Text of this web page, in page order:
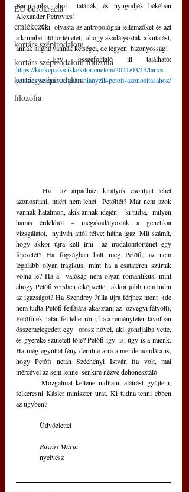
EU bürokrácia
emlékezés
kortárs szépirodalom
kortárs szépirodalom filozófia
kortárs szépirodalom
filozófia
Barguzinba, ahol  találták, és nyugodjék békében
Alexander Petrovics!
	Aki  olvasta az antropológiai jellemzőket és azt
a krimibe illő történetet,  ahogy akadályozták a kutatást,
annak aligha vannak kétségei, de legyen  bizonyosság!
https://korkep.sk/cikkek/tortenelem/2021/03/14/tarics-
peter-egyetlen-vizsgalat-hianyzik-petofi-azonositasahoz/
	Ha  az árpádházi királyok csontjait lehet
azonosítani, miért nem lehet  Petőfiét? Már nem azok
vannak hatalmon, akik annak idején – ki tudja,  milyen
hamis érdekből – megakadályozták a genetikai
vizsgálatot,  nyilván attól félve: hátha igaz. Mit számít,
hogy akkor újra kell írni  az irodalomtörténet egy
fejezetét? Ha fogságban halt meg Petőfi, az nem
legalább olyan tragikus, mint ha a csatatéren szúrták
volna le? Ha a  valóság nem olyan romantikus, mint
ahogy Petőfi versben elképzelte,  akkor jobb nem tudni
az igazságot? Ha Szendrey Júlia újra férjhez ment  (de
nem tudta Petőfi fejfájára akasztani az  özvegyi fátyolt),
Petőfinek  talán fel lehet róni, ha a reménytelen távolban
összemelegedett egy  orosz nővel, aki gondjaiba vette,
és gyereke született tőle? Petőfi így  is, úgy is a mienk.
Ha még egyúttal fény derülne arra a mendemondára is,
hogy Petőfi netán Széchényi István fia volt, mai
mércével az sem lenne  senkire nézve dehonesztáló.
felkeresni Kásler miniszter urat. Ki tudna tenni ebben
az ügyben?
	Üdvözlettel
Buvári Márta
	nyelvész